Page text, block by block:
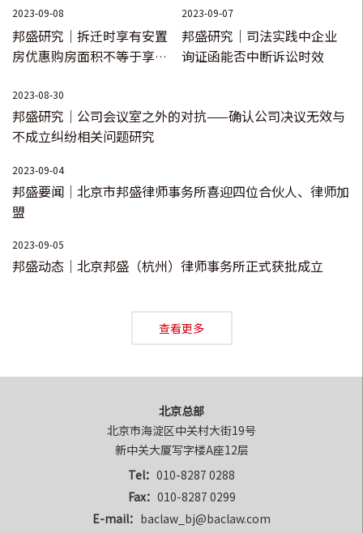
定案涉合同为无效合同，师某的诉请求仅得到极少部分支持。
接受委托后，以案涉纠纷为技术服务合同纠纷为由提出专属管
理，最终在法院认定案涉合同有效的情形下，最大程度维护了
师某的合法权益；
定双方存在挂靠关系的情形下，从挂靠协议的具体履行、付款
流程等细节入手，最终法院以证据不足为由驳回了某建设集团
•替涉嫌非法制造爆炸物罪、非法采矿罪的李某进行刑事辩
通，最终检察机关认定李某不涉嫌非法制造爆炸物这一重罪，
仅以涉嫌非法采矿罪这一较轻的罪名对李某提起公诉；
后，以李某涉嫌介绍卖淫罪进行罪名辩护，最终法院支持了辩
护意见，认定李某仅构成介绍卖淫罪这一较轻罪名。
2023-09-08
邦盛研究｜拆迁时享有安置
房优惠购房面积不等于享有
2023-09-07
邦盛研究｜司法实践中企业
询证函能否中断诉讼时效
2023-08-30
邦盛研究｜公司会议室之外的对抗——确认公司决议无效与
不成立纠纷相关问题研究
2023-09-04
邦盛要闻｜北京市邦盛律师事务所喜迎四位合伙人、律师加
盟
2023-09-05
邦盛动态｜北京邦盛（杭州）律师事务所正式获批成立
查看更多
北京总部
北京市海淀区中关村大街19号
新中关大厦写字楼A座12层
Tel： 010-8287 0288
Fax： 010-8287 0299
E-mail： baclaw_bj@baclaw.com